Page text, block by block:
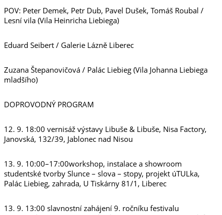
POV: Peter Demek, Petr Dub, Pavel Dušek, Tomáš Roubal /
Lesní vila (Vila Heinricha Liebiega)
Eduard Seibert / Galerie Lázně Liberec
Zuzana Štepanovičová / Palác Liebieg (Vila Johanna Liebiega
mladšího)
DOPROVODNÝ PROGRAM
12. 9. 18:00 vernisáž výstavy Libuše & Libuše, Nisa Factory,
Janovská, 132/39, Jablonec nad Nisou
13. 9. 10:00–17:00workshop, instalace a showroom
studentské tvorby Slunce – slova – stopy, projekt úTULka,
Palác Liebieg, zahrada, U Tiskárny 81/1, Liberec
13. 9. 13:00 slavnostní zahájení 9. ročníku festivalu